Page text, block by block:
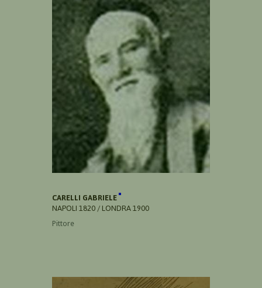
CARELLI GABRIELE
NAPOLI 1820 / LONDRA 1900
Pittore